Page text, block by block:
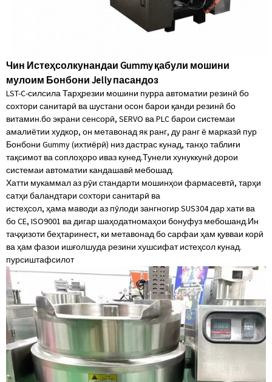
Чин Истеҳсолкунандаи Gummy қабули мошини
мулоим Бонбони Jelly пасандоз
LST-C-силсила Тарҳрезии мошини пурра автоматии резинӣ бо
сохтори санитарӣ ва шустани осон барои қанди резинӣ бо
витамин.бо экрани сенсорӣ, SERVO ва PLC барои системаи
амалиётии худкор, он метавонад як ранг, ду ранг ё марказӣ пур
Бонбони Gummy (ихтиёрӣ) низ дастрас кунад, танҳо таблиғи
тақсимот ва соплоҳоро иваз кунед.Тунели хунуккунӣ дорои
системаи автоматии кандашавӣ мебошад.
Хатти мукаммал аз рӯи стандарти мошинҳои фармасевтӣ, тарҳи
сатҳи баландтари сохтори санитарӣ ва
истеҳсол, ҳама маводи аз пӯлоди зангногир SUS304 дар хати ва
бо CE, ISO9001 ва дигар шаҳодатномаҳои бонуфуз мебошанд.Ин
таҷҳизоти беҳтаринест, ки метавонад бо сарфаи ҳам қувваи корӣ
ва ҳам фазои ишғолшуда резини хушсифат истеҳсол кунад.
пурсиштафсилот